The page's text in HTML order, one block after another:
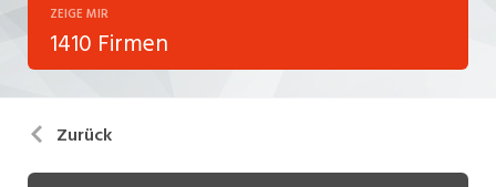
ZEIGE MIR
1410 Firmen
Zurück